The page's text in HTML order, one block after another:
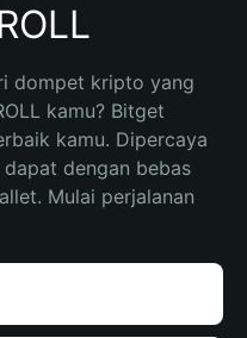
dompet kripto yang
kamu? Bitget
kamu. Dipercaya
dengan bebas
Mulai perjalanan